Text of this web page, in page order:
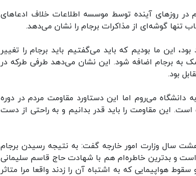
در روزهای آینده توسط موسسه اطلاعات خلاف ادعاهای
تنها گوشه‌ای از مذاکرات برجام را نشان می‌دهد.
این ما بودیم که باید می‌گفتیم باید برجام را تغییر
به برجام اضافه شود. این نشان می‌دهد طرفی طرکه در
بود.
می‌روم اما این دستاورد مقاومت مردم در دوره
این مقاومت را باید قدر بدانیم و به راحتی از دست
هشت سال وزارت امور خارجه گفت: به نتیجه رسیدن برجام
است و بدترین خاطره‌ام هم با شهادت حاج قاسم سلیمانی
هواپیمایی که به اشتباه آن را زدند واقعا مرا متاثر